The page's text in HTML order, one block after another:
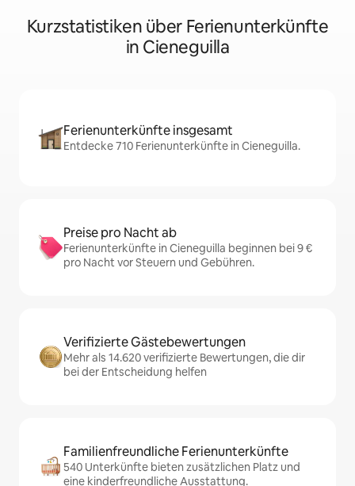
Kurzstatistiken über Ferienunterkünfte
in Cieneguilla
Ferienunterkünfte insgesamt
Entdecke 710 Ferienunterkünfte in Cieneguilla.
Preise pro Nacht ab
Ferienunterkünfte in Cieneguilla beginnen bei 9 €
pro Nacht vor Steuern und Gebühren.
Verifizierte Gästebewertungen
Mehr als 14.620 verifizierte Bewertungen, die dir
bei der Entscheidung helfen
Familienfreundliche Ferienunterkünfte
540 Unterkünfte bieten zusätzlichen Platz und
eine kinderfreundliche Ausstattung.